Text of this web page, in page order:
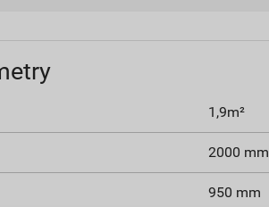
1,9m²
2000 mm
950 mm